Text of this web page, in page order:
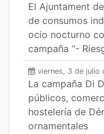
El Ajuntament
de consumos
ocio nocturno
campaña “-
viernes, 3 de julio
La campaña Di
públicos,
hostelería de
ornamentales